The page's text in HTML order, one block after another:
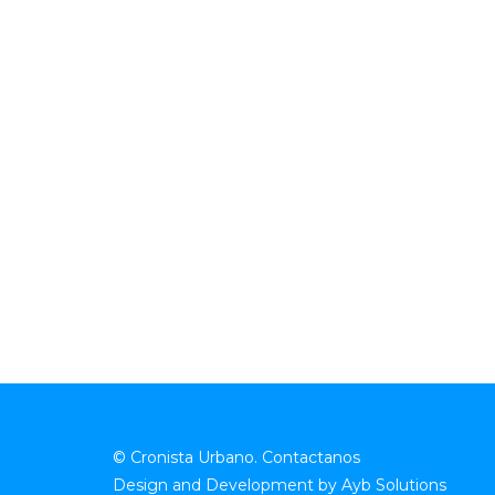
© Cronista Urbano. Contactanos
Design and Development by Ayb Solutions